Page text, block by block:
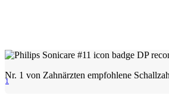
Nr. 1 von Zahnärzten empfohlene
1